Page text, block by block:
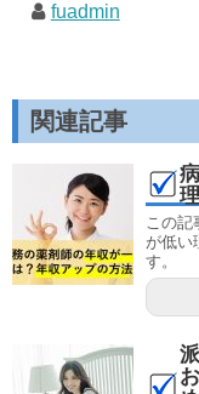
fuadmin
関連記事
この記
が低い
す。